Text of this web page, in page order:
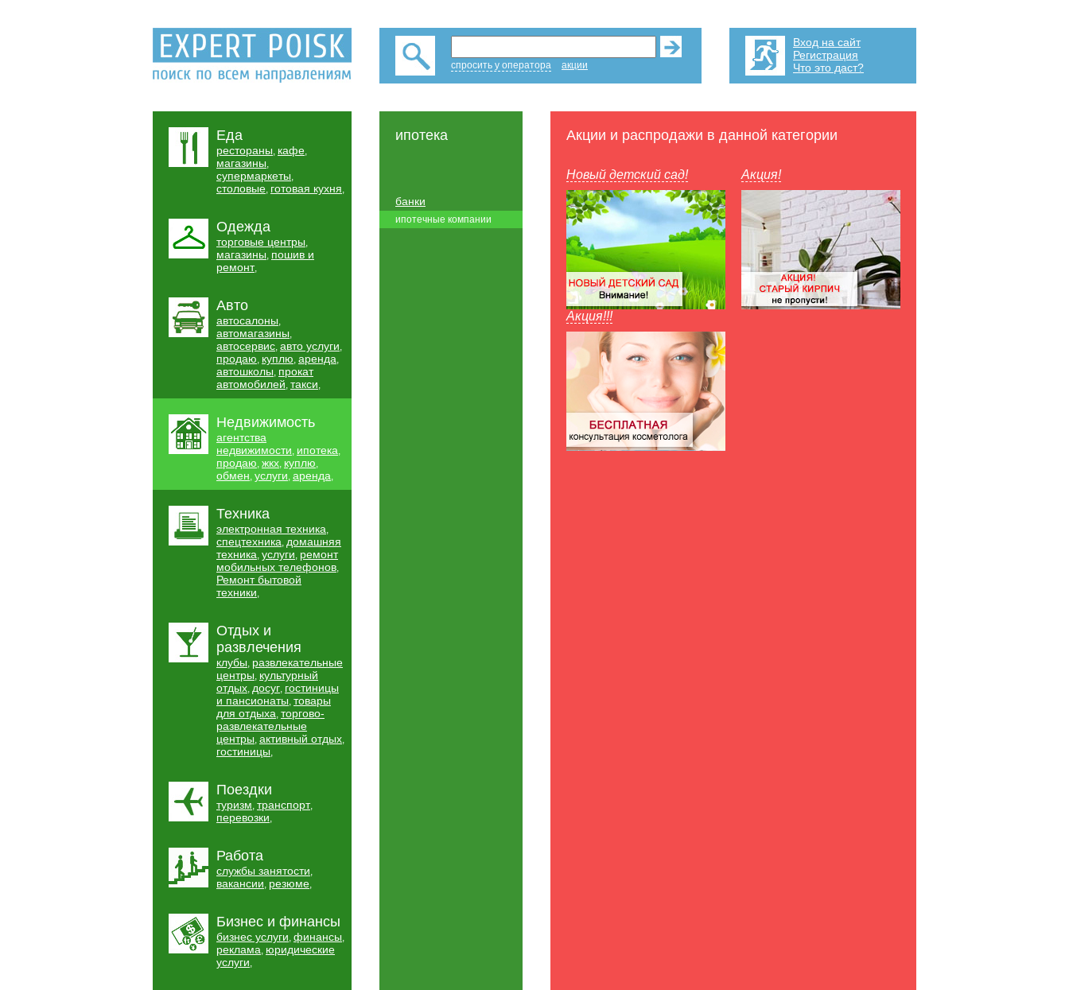
спросить у оператора акции
Вход на сайт
Регистрация
Что это даст?
Еда
рестораны, кафе,
магазины,
супермаркеты,
столовые, готовая кухня,
Одежда
торговые центры,
магазины, пошив и
ремонт,
Авто
автосалоны,
автомагазины,
автосервис, авто услуги,
продаю, куплю, аренда,
автошколы, прокат
автомобилей, такси,
Недвижимость
агентства
недвижимости, ипотека,
продаю, жкх, куплю,
обмен, услуги, аренда,
Техника
электронная техника,
спецтехника, домашняя
техника, услуги, ремонт
мобильных телефонов,
Ремонт бытовой
техники,
Отдых и
развлечения
клубы, развлекательные
центры, культурный
отдых, досуг, гостиницы
и пансионаты, товары
для отдыха, торгово-
развлекательные
центры, активный отдых,
гостиницы,
Поездки
туризм, транспорт,
перевозки,
Работа
службы занятости,
вакансии, резюме,
Бизнес и финансы
бизнес услуги, финансы,
реклама, юридические
услуги,
ипотека
банки
ипотечные компании
Акции и распродажи в данной категории
Новый детский сад! Акция!
Акция!!!